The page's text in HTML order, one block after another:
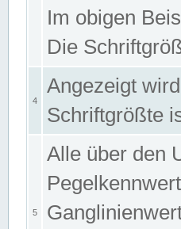
Im obigen
Die
4
Angezeigt
Schriftgrößte
5
Alle über den